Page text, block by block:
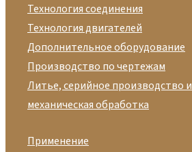
Технология соединения
Технология двигателей
Дополнительное оборудование
Производство по чертежам
Литье, серийное производство и
механическая обработка
Применение